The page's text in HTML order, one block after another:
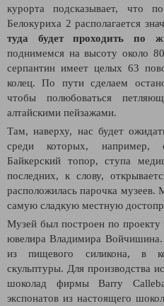
курорта подсказывает, что
Белокуриха 2 располагается
туда будет
проходить по
поднимемся на высоту около
серпантин имеет целых 63
колец. По пути сделаем
чтобы полюбоваться
алтайскими пейзажами.
Там, наверху, нас будет
среди которых, например,
Байкерский топор, ступа
последних, к слову,
расположилась парочка
самую сладкую местную
Музей был построен по проекту
ювелира Владимира
из пищевого силикона, в
скульптуры. Для производства
шоколад фирмы Barry
экспонатов из настоящего